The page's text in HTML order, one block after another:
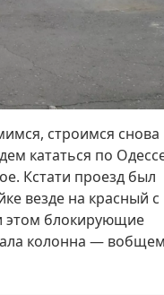
строимся снова
кататься по
Кстати проезд был
везде на красный с
этом блокирующие
колонна —